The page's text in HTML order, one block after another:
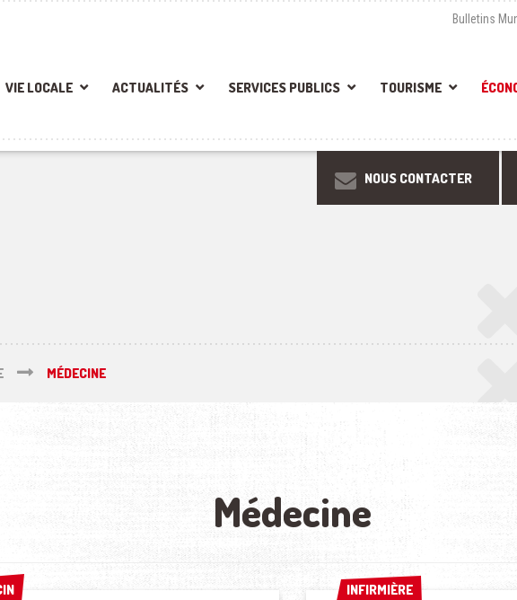
Bulletins
VIE LOCALE ACTUALITÉS SERVICES PUBLICS TOURISME
NOUS CONTACTER
MÉDECINE
Médecine
INFIRMIÈRE
INFIRMIÈRE